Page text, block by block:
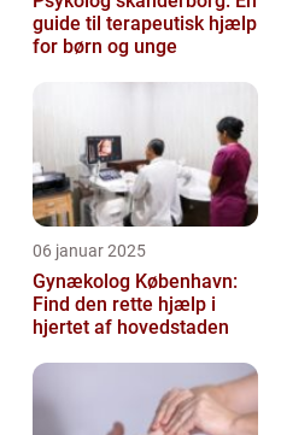
guide til terapeutisk hjælp
for børn og unge
06 januar 2025
Gynækolog København:
Find den rette hjælp i
hjertet af hovedstaden